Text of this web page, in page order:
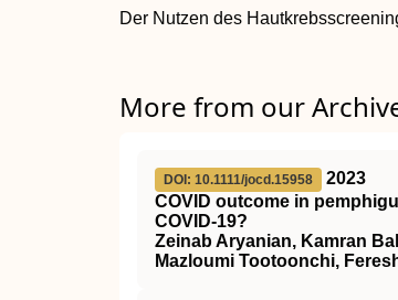
Der Nutzen des
More from our
DOI: 10.1111/jocd.15958
2023
COVID outcome in
COVID‐19?
Zeinab Aryanian, Kamran
Mazloumi Tootoonchi,